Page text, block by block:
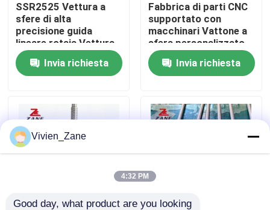
Controllo di qualità
Contattaci
Tutti i casi
Guida lineare
SSR2525 Vettura a
sfere di alta
precisione guida
lineare rotaia Vettura
a sfera e nastri per
macchine CNC
Invia richiesta
Fabbrica di parti CNC
supportato con
macchinari Vattone a
sfera personalizzato
con dadi SFS1610
Invia richiesta
Vivien_Zane
4:32 PM
Good day, what product are you looking